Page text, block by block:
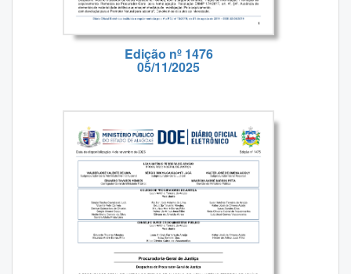
Edição nº 1476
05/11/2025